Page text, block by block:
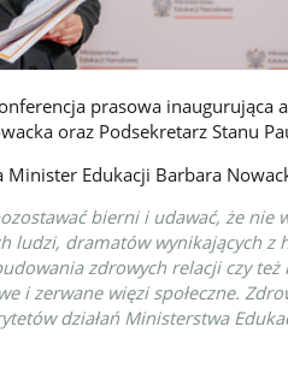
prasowa inaugurująca
oraz Podsekretarz Stanu
Minister Edukacji Barbara
bierni i udawać, że nie
ludzi, dramatów wynikających
zdrowych relacji czy
i zerwane więzi społeczne.
działań Ministerstwa